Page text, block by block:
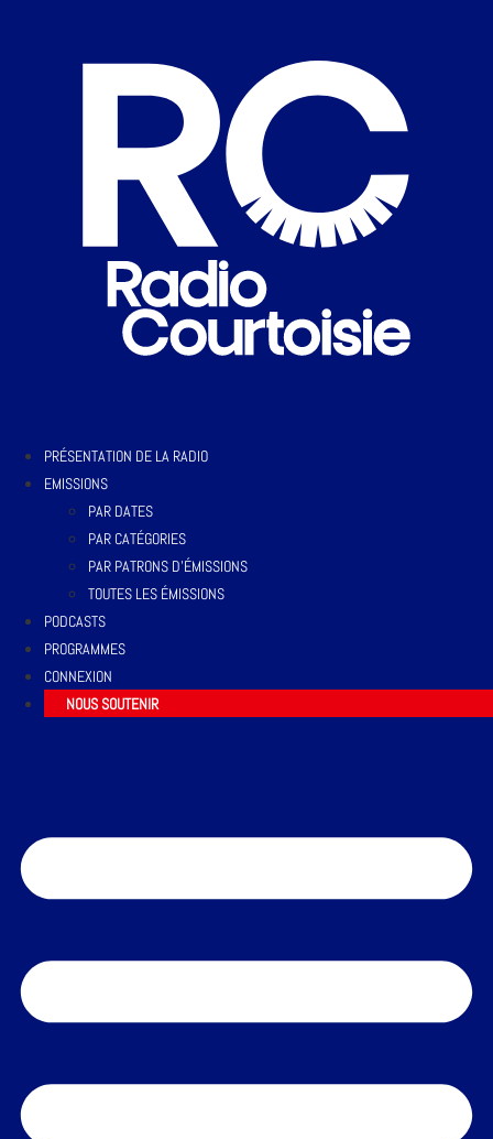
PRÉSENTATION DE LA RADIO
EMISSIONS
PAR DATES
PAR CATÉGORIES
PAR PATRONS D’ÉMISSIONS
TOUTES LES ÉMISSIONS
PODCASTS
PROGRAMMES
CONNEXION
NOUS SOUTENIR